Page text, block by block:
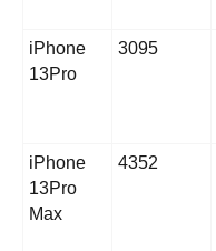
iPhone
13Pro
3095
iPhone
13Pro
Max
4352